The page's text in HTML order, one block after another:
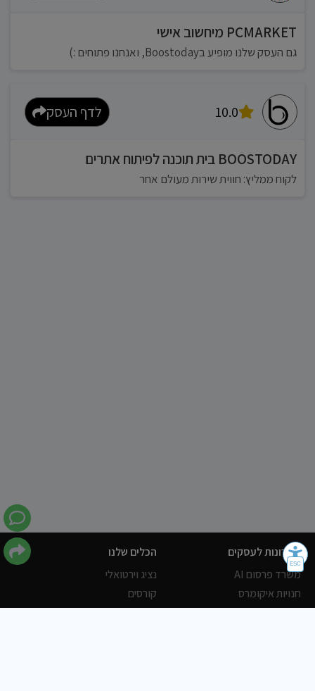
PCMARKET מיחשוב אישי
גם העסק שלנו מופיע בBoostoday, ואנחנו פתוחים :)
10.0 לדף העסק
BOOSTODAY בית תוכנה לפיתוח אתרים
לקוח ממליץ: חווית שירות מעולם אחר
פתרונות לעסקים
משרד פרסום AI
חנויות איקומרס
WORDPRESS
הכלים שלנו
נציג וירטואלי
קורסים
POWERLY CRM